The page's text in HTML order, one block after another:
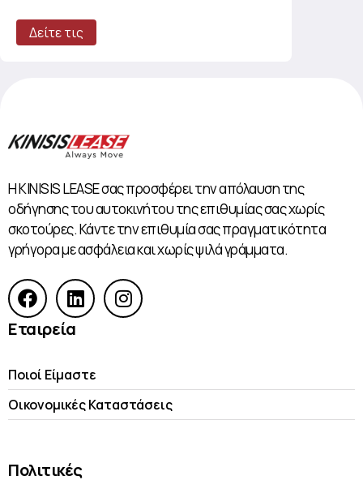
Δείτε τις
Η KINISIS LEASE σας προσφέρει την απόλαυση της
οδήγησης του αυτοκινήτου της επιθυμίας σας χωρίς
σκοτούρες. Κάντε την επιθυμία σας πραγματικότητα
γρήγορα με ασφάλεια και χωρίς ψιλά γράμματα.
Εταιρεία
Ποιοί Είμαστε
Οικονομικές Kαταστάσεις
Πολιτικές